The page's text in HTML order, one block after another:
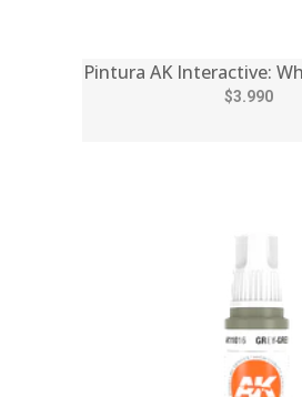
Pintura AK Interactive:
$3.990